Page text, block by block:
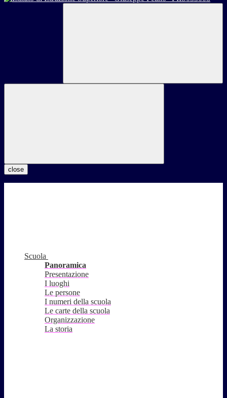
close
Scuola
Panoramica
Presentazione
I luoghi
Le persone
I numeri della scuola
Le carte della scuola
Organizzazione
La storia